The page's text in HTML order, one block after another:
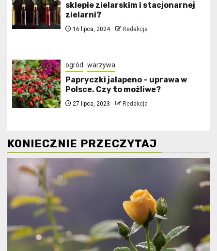
sklepie zielarskim i stacjonarnej
zielarni?
16 lipca, 2024 Redakcja
ogród warzywa
Papryczki jalapeno – uprawa w
Polsce. Czy to możliwe?
27 lipca, 2023 Redakcja
KONIECZNIE PRZECZYTAJ